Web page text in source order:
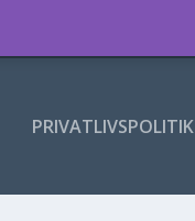
PRIVATLIVSPOLITIK